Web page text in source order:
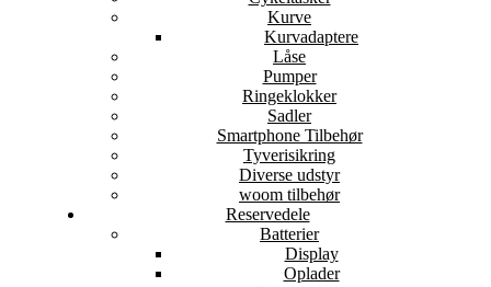
Kurve
Kurvadaptere
Låse
Pumper
Ringeklokker
Sadler
Smartphone Tilbehør
Tyverisikring
Diverse udstyr
woom tilbehør
Reservedele
Batterier
Display
Oplader